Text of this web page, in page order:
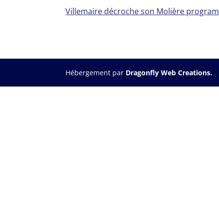
Villemaire décroche son Molière
Hébergement par Dragonfly Web Creations.